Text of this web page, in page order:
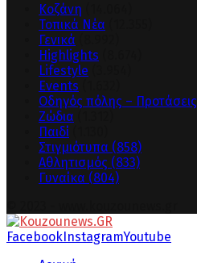
Κοζάνη
Τοπικά Νέα
Γενικά
Highlights
Lifestyle
Events
Οδηγός πόλης – Προτάσεις
Ζώδια
Παιδί
Στιγμιότυπα (858)
Αθλητισμός (833)
Γυναίκα (804)
FacebookInstagramYoutube